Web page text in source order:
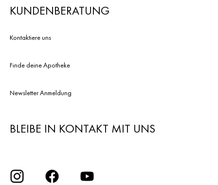
KUNDENBERATUNG
Kontaktiere uns
Finde deine Apotheke
Newsletter Anmeldung
BLEIBE IN KONTAKT MIT UNS